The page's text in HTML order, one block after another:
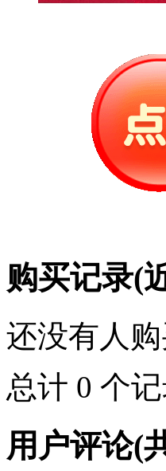
购买记录(
还没有人
总计 0 个
用户评论(